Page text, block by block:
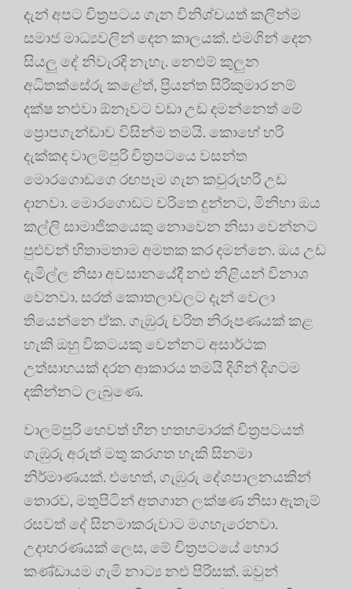
දැන් අපට චිත්‍රපටය ගැන විනිශ්චයත් කලින්ම
සමාජ මාධ්‍යවලින් දෙන කාලයක්. එමගින් දෙන
සියලු දේ නිවැරදි නැහැ. නෙළුම් කුලුන
අධිතක්සේරු කළේත්, ප්‍රියන්ත සිරිකුමාර නම්
දක්ෂ නළුවා ඕනෑවට වඩා උඩ දමන්නෙත් මේ
ප්‍රොපගැන්ඩාව විසින්ම තමයි. කොහේ හරි
දැක්කද වාලම්පුරි චිත්‍රපටයෙ වසන්ත
මොරගොඩගෙ රඟපෑම ගැන කවුරුහරි උඩ
දානවා. මොරගොඩට චරිතෙ දුන්නට, මිනිහා ඔය
කල්ලි සාමාජිකයෙකු නොවෙන නිසා වෙන්නට
පුළුවන් හිතාමතාම අමතක කර දමන්නෙ. ඔය උඩ
දැමිල්ල නිසා අවසානයේදී නළු නිළියන් විනාශ
වෙනවා. සරත් කොතලාවලට දැන් වෙලා
තියෙන්නෙ ඒක. ගැඹුරු චරිත නිරූපණයක් කළ
හැකි ඔහු විකටයකු වෙන්නට අසාර්ථක
උත්සාහයක් දරන ආකාරය තමයි දිගින් දිගටම
දකින්නට ලැබුණෙ.
වාලම්පුරි හෙවත් හීන හතහමාරක් චිත්‍රපටයත්
ගැඹුරු අරුත් මතු කරගත හැකි සිනමා
නිර්මාණයක්. එහෙත්, ගැඹුරු දේශපාලනයකින්
තොරව, මතුපිටින් අතගාන ලක්ෂණ නිසා ඇතැම්
රසවත් දේ සිනමාකරුවාට මගහැරෙනවා.
උදාහරණයක් ලෙස, මේ චිත්‍රපටයේ හොර
කණ්ඩායම ගැමි නාට්‍ය නළු පිරිසක්. ඔවුන්